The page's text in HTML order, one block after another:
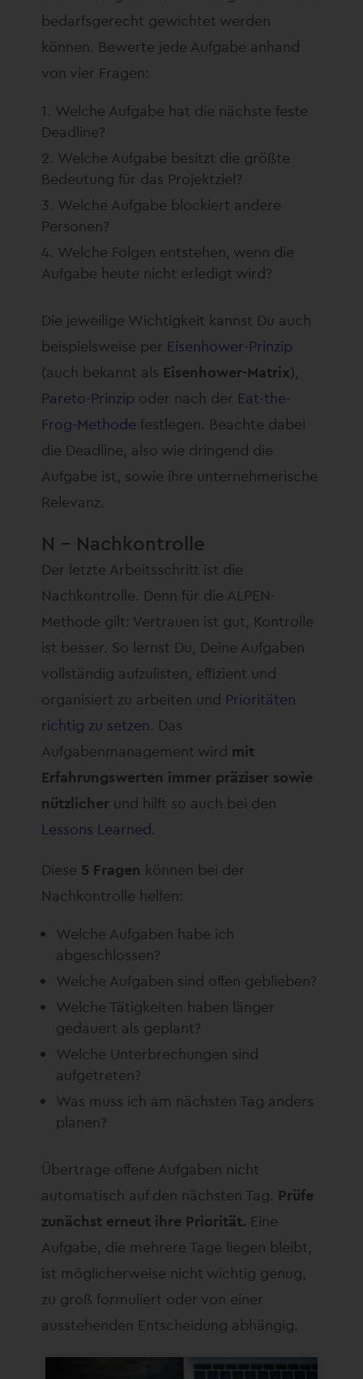
bedarfsgerecht gewichtet werden
können. Bewerte jede Aufgabe anhand
von vier Fragen:
Welche Aufgabe hat die nächste feste
Deadline?
Welche Aufgabe besitzt die größte
Bedeutung für das Projektziel?
Welche Aufgabe blockiert andere
Personen?
Welche Folgen entstehen, wenn die
Aufgabe heute nicht erledigt wird?
Die jeweilige Wichtigkeit kannst Du auch
beispielsweise per Eisenhower-Prinzip
(auch bekannt als Eisenhower-Matrix),
Pareto-Prinzip oder nach der Eat-the-
Frog-Methode festlegen. Beachte dabei
die Deadline, also wie dringend die
Aufgabe ist, sowie ihre unternehmerische
Relevanz.
N – Nachkontrolle
Der letzte Arbeitsschritt ist die
Nachkontrolle. Denn für die ALPEN-
Methode gilt: Vertrauen ist gut, Kontrolle
ist besser. So lernst Du, Deine Aufgaben
vollständig aufzulisten, effizient und
organisiert zu arbeiten und Prioritäten
richtig zu setzen. Das
Aufgabenmanagement wird mit
Erfahrungswerten immer präziser sowie
nützlicher und hilft so auch bei den
Lessons Learned.
Diese 5 Fragen können bei der
Nachkontrolle helfen:
Welche Aufgaben habe ich
abgeschlossen?
Welche Aufgaben sind offen geblieben?
Welche Tätigkeiten haben länger
gedauert als geplant?
Welche Unterbrechungen sind
aufgetreten?
Was muss ich am nächsten Tag anders
planen?
Übertrage offene Aufgaben nicht
automatisch auf den nächsten Tag. Prüfe
zunächst erneut ihre Priorität. Eine
Aufgabe, die mehrere Tage liegen bleibt,
ist möglicherweise nicht wichtig genug,
zu groß formuliert oder von einer
ausstehenden Entscheidung abhängig.